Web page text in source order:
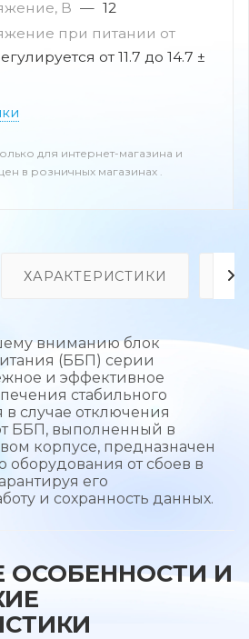
В — 12
при питании от
от 11.7 до 14.7 ±
для интернет-магазина и
в розничных магазинах .
ХАРАКТЕРИСТИКИ
вниманию блок
(ББП) серии
и эффективное
стабильного
случае отключения
ББП, выполненный в
корпусе, предназначен
оборудования от сбоев в
его
и сохранность данных.
ОСОБЕННОСТИ И